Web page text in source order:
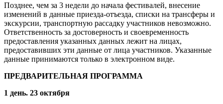
Позднее, чем за 3 недели до начала фестивалей, внесение
изменений в данные приезда-отъезда, списки на трансферы и
экскурсии, транспортную рассадку участников невозможно.
Ответственность за достоверность и своевременность
предоставления указанных данных лежит на лицах,
предоставивших эти данные от лица участников. Указанные
данные принимаются только в электронном виде.
ПРЕДВАРИТЕЛЬНАЯ ПРОГРАММА
1 день. 23 октября